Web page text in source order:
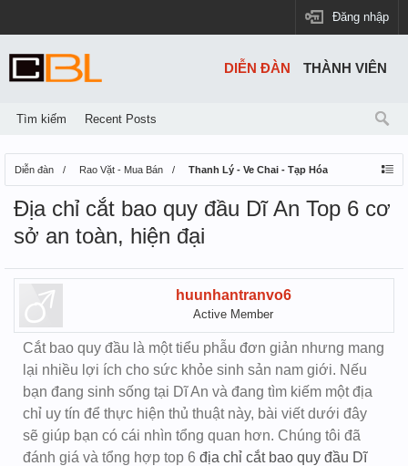
Đăng nhập
Diễn đàn Rao Vặt - Mua Bán Thanh Lý - Ve Chai - Tạp Hóa
Địa chỉ cắt bao quy đầu Dĩ An Top 6 cơ
sở an toàn, hiện đại
huunhantranvo6
Active Member
Cắt bao quy đầu là một tiểu phẫu đơn giản nhưng mang
lại nhiều lợi ích cho sức khỏe sinh sản nam giới. Nếu
bạn đang sinh sống tại Dĩ An và đang tìm kiếm một địa
chỉ uy tín để thực hiện thủ thuật này, bài viết dưới đây
sẽ giúp bạn có cái nhìn tổng quan hơn. Chúng tôi đã
đánh giá và tổng hợp top 6 địa chỉ cắt bao quy đầu Dĩ
DIỄN ĐÀN
Tìm kiếm Recent Posts
THÀNH VIÊN